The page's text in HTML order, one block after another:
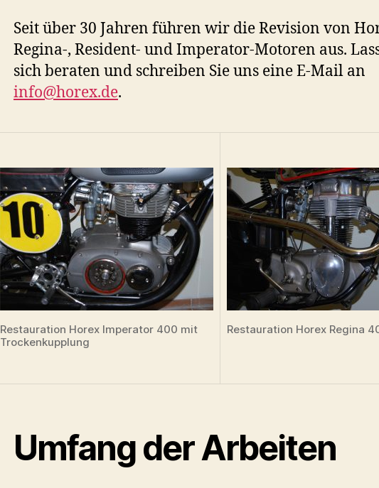
Seit über 30 Jahren führen wir die Revision von
Regina-, Resident- und Imperator-Motoren aus.
sich beraten und schreiben Sie uns eine E-Mail an
info@horex.de.
Restauration Horex Imperator 400 mit
Trockenkupplung
Restauration Horex Regina
Umfang der Arbeiten